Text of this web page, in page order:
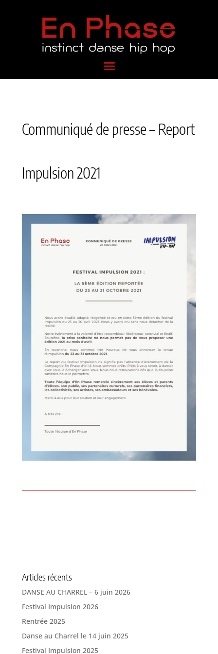
Communiqué de presse – Report
Impulsion 2021
Articles récents
DANSE AU CHARREL – 6 juin 2026
Festival Impulsion 2026
Rentrée 2025
Danse au Charrel le 14 juin 2025
Festival Impulsion 2025